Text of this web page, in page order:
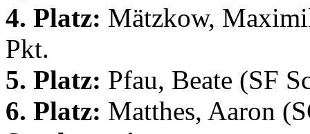
4. Platz: Mätzkow,
Pkt.
5. Platz: Pfau, Beate (SF
6. Platz: Matthes, Aaron